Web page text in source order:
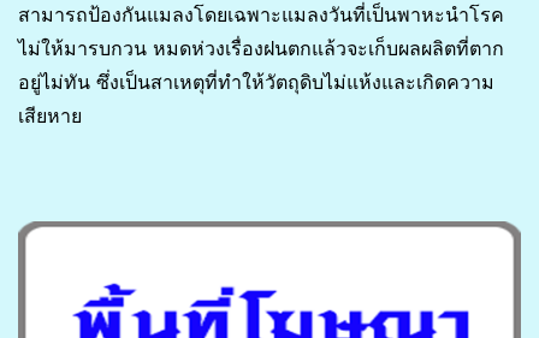
สามารถป้องกันแมลงโดยเฉพาะแมลงวันที่เป็นพาหะนำโรค
ไม่ให้มารบกวน หมดห่วงเรื่องฝนตกแล้วจะเก็บผลผลิตที่ตาก
อยู่ไม่ทัน ซึ่งเป็นสาเหตุที่ทำให้วัตถุดิบไม่แห้งและเกิดความ
เสียหาย